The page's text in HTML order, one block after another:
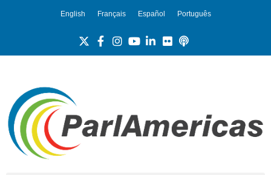
English Français Español Português